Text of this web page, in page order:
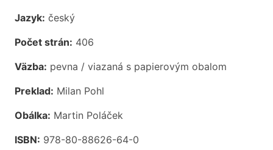
Jazyk: český
Počet strán: 406
Väzba: pevna / viazaná s papierovým obalom
Preklad: Milan Pohl
Obálka: Martin Poláček
ISBN: 978-80-88626-64-0